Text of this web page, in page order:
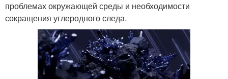
проблемах окружающей среды и необходимости
сокращения углеродного следа.